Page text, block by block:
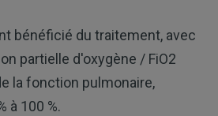
bénéficié du traitement, avec
partielle d'oxygène / FiO2
la fonction pulmonaire,
à 100 %.